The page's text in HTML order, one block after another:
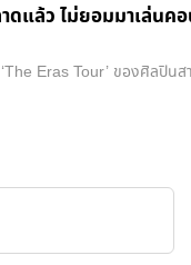
แล้ว ไม่ยอมมาเล่นค
Eras Tour’ ของศิล